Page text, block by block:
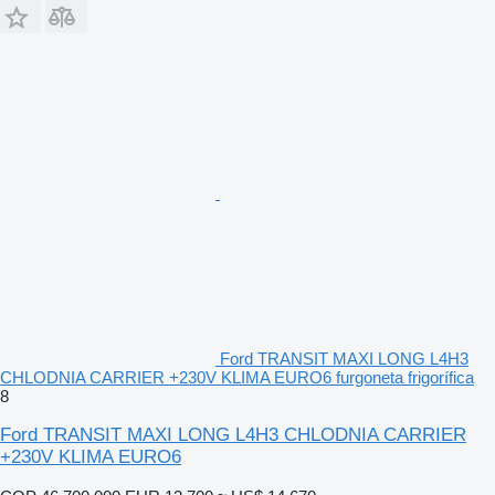
Ford TRANSIT MAXI LONG L4H3
CHLODNIA CARRIER +230V KLIMA EURO6 furgoneta frigorífica
8
Ford TRANSIT MAXI LONG L4H3 CHLODNIA CARRIER
+230V KLIMA EURO6